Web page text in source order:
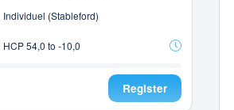
Individuel (Stableford)
HCP 54,0 to -10,0
Register